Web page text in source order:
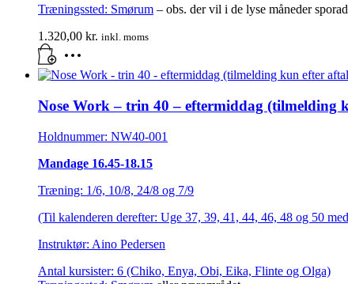
Træningssted: Smørum – obs. der vil i de lyse måneder
1.320,00 kr. inkl. moms
Nose Work – trin 40 – eftermiddag (tilmelding
Holdnummer: NW40-001
Mandage 16.45-18.15
Træning: 1/6, 10/8, 24/8 og 7/9
(Til kalenderen derefter: Uge 37, 39, 41, 44, 46, 48 og 50
Instruktør: Aino Pedersen
Antal kursister: 6 (Chiko, Enya, Obi, Eika, Flinte og Olga)